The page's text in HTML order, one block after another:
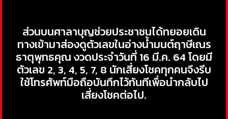
ส่วนบนศาลาบุญช่วยประชาชนได้ทยอยเดิน
ทางเข้ามาส่องดูตัวเลขในอ่างน้ำมนต์ฤาษีเณร
ธาตุพุทธคุณ งวดประจำวันที่ 16 มี.ค. 64 โดยมี
ตัวเลข 2, 3, 4, 5, 7, 8 นักเสี่ยงโชคทุกคนจึงรีบ
ใช้โทรศัพท์มือถือบันทึกไว้ทันทีเพื่อนำกลับไป
เสี่ยงโชคต่อไป.